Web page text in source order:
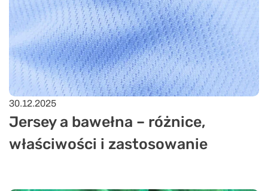
30.12.2025
Jersey a bawełna – różnice,
właściwości i zastosowanie